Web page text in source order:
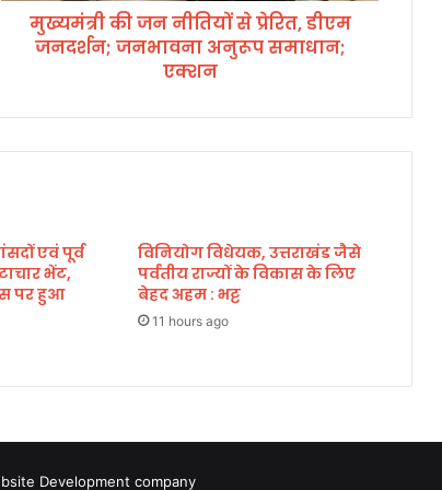
त
न
द
र्श
न
अ
मुख्यमंत्री की जन नीतियों से प्रेरित, डीएम
जनदर्शन; जनभावना अनुरूप समाधान;
एक्शन
एवं पूर्व
भेंट,
पर हुआ
विनियोग विधेयक, उत्तराखंड जैसे
पर्वतीय राज्यों के विकास के लिए
बेहद अहम : भट्ट
11 hours ago
Development company